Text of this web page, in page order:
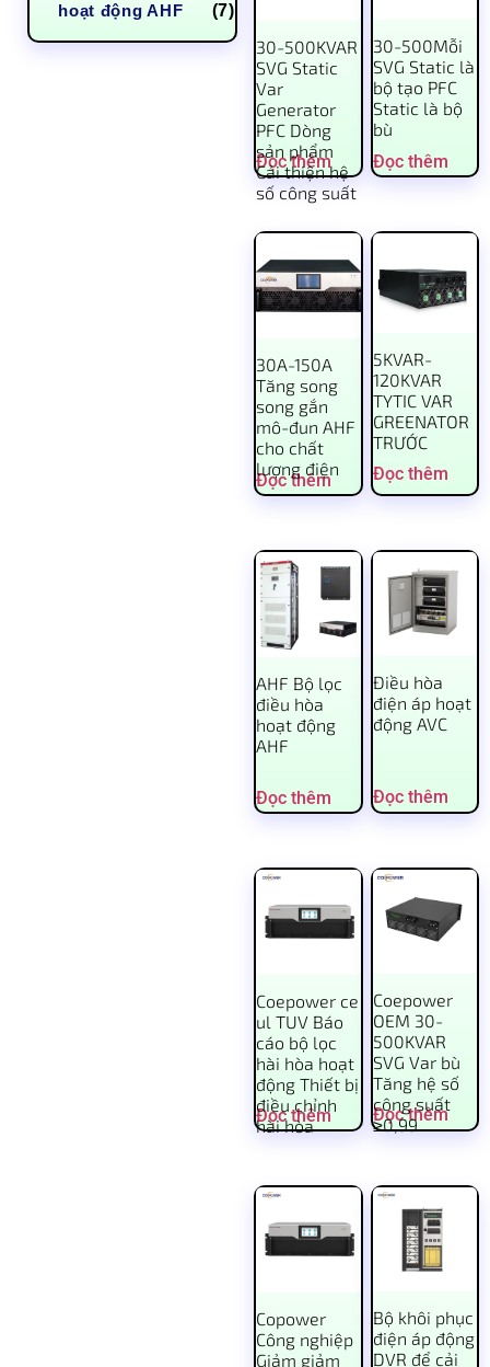
hoạt động AHF (7)
30-500KVAR
SVG Static
Var
Generator
PFC Dòng
sản phẩm
Cải thiện hệ
số công suất
Đọc thêm
30-500Mỗi
SVG Static là
bộ tạo PFC
Static là bộ
bù
Đọc thêm
30A-150A
Tăng song
song gắn
mô-đun AHF
cho chất
lượng điện
Đọc thêm
5KVAR-
120KVAR
TYTIC VAR
GREENATOR
TRƯỚC
Đọc thêm
AHF Bộ lọc
điều hòa
hoạt động
AHF
Đọc thêm
Điều hòa
điện áp hoạt
động AVC
Đọc thêm
Coepower ce
ul TUV Báo
cáo bộ lọc
hài hòa hoạt
động Thiết bị
điều chỉnh
hài hòa
Đọc thêm
Coepower
OEM 30-
500KVAR
SVG Var bù
Tăng hệ số
công suất
≥0,99
Đọc thêm
Copower
Công nghiệp
Giảm giảm
Bộ khôi phục
điện áp động
DVR để cải